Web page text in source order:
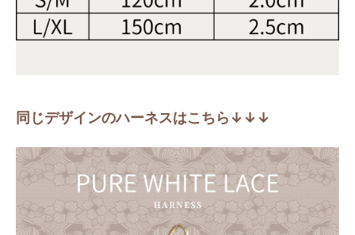
同じデザインのハーネスはこちら↓↓↓